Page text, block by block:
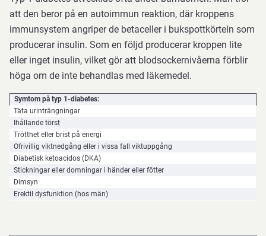
att den beror på en autoimmun reaktion, där kroppens
immunsystem angriper de betaceller i bukspottkörteln som
producerar insulin. Som en följd producerar kroppen lite
eller inget insulin, vilket gör att blodsockernivåerna förblir
höga om de inte behandlas med läkemedel.
Symtom på typ 1-diabetes:
Täta urinträngningar
Ihållande törst
Trötthet eller brist på energi
Ofrivillig viktnedgång eller i vissa fall viktuppgång
Diabetisk ketoacidos (DKA)
Stickningar eller domningar i händer eller fötter
Dimsyn
Erektil dysfunktion (hos män)